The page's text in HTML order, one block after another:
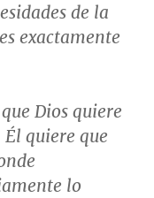
de la
exactamente
Dios quiere
quiere que
lo